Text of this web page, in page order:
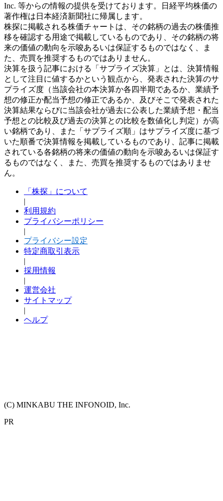
Inc. 等からの情報の提供を受けております。日経平均株価の
著作権は日本経済新聞社に帰属します。
株探に掲載される株価チャートは、その銘柄の過去の株価推
移を確認する用途で掲載しているものであり、その銘柄の将
来の価値の動向を示唆あるいは保証するものではなく、ま
た、売買を推奨するものではありません。
決算を扱う記事における「サプライズ決算」とは、決算情報
として注目に値するかという観点から、発表された決算のサ
プライズ度（当該会社の本決算か各四半期であるか、業績予
想の修正か配当予想の修正であるか、及びそこで発表された
決算結果ならびに当該会社が過去に公表した業績予想・配当
予想との比較及び過去の決算との比較を数値化し判定）が高
い銘柄であり、また「サプライズ順」はサプライズ度に基づ
いた順番で決算情報を掲載しているものであり、記事に掲載
されている各銘柄の将来の価値の動向を示唆あるいは保証す
るものではなく、また、売買を推奨するものではありませ
ん。
「株探」について
|
利用規約
プライバシーポリシー
|
プライバシー設定
特定商取引表示
|
採用情報
|
運営会社
サイトマップ
|
ヘルプ
(C) MINKABU THE INFONOID, Inc.
PR